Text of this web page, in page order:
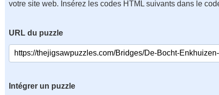
votre site web. Insérez les codes HTML suivants dans le
URL du puzzle
Intégrer un puzzle